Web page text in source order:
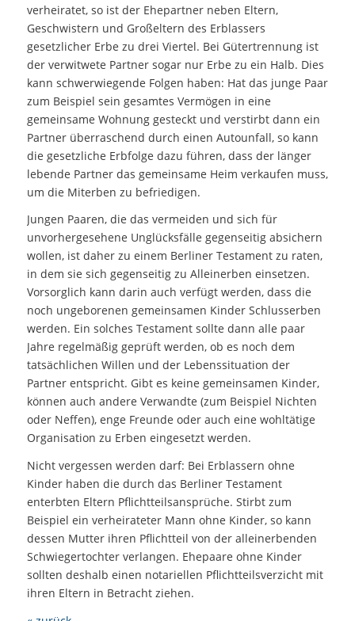
verheiratet, so ist der Ehepartner neben Eltern,
Geschwistern und Großeltern des Erblassers
gesetzlicher Erbe zu drei Viertel. Bei Gütertrennung ist
der verwitwete Partner sogar nur Erbe zu ein Halb. Dies
kann schwerwiegende Folgen haben: Hat das junge Paar
zum Beispiel sein gesamtes Vermögen in eine
gemeinsame Wohnung gesteckt und verstirbt dann ein
Partner überraschend durch einen Autounfall, so kann
die gesetzliche Erbfolge dazu führen, dass der länger
lebende Partner das gemeinsame Heim verkaufen muss,
um die Miterben zu befriedigen.
Jungen Paaren, die das vermeiden und sich für
unvorhergesehene Unglücksfälle gegenseitig absichern
wollen, ist daher zu einem Berliner Testament zu raten,
in dem sie sich gegenseitig zu Alleinerben einsetzen.
Vorsorglich kann darin auch verfügt werden, dass die
noch ungeborenen gemeinsamen Kinder Schlusserben
werden. Ein solches Testament sollte dann alle paar
Jahre regelmäßig geprüft werden, ob es noch dem
tatsächlichen Willen und der Lebenssituation der
Partner entspricht. Gibt es keine gemeinsamen Kinder,
können auch andere Verwandte (zum Beispiel Nichten
oder Neffen), enge Freunde oder auch eine wohltätige
Organisation zu Erben eingesetzt werden.
Nicht vergessen werden darf: Bei Erblassern ohne
Kinder haben die durch das Berliner Testament
enterbten Eltern Pflichtteilsansprüche. Stirbt zum
Beispiel ein verheirateter Mann ohne Kinder, so kann
dessen Mutter ihren Pflichtteil von der alleinerbenden
Schwiegertochter verlangen. Ehepaare ohne Kinder
sollten deshalb einen notariellen Pflichtteilsverzicht mit
ihren Eltern in Betracht ziehen.